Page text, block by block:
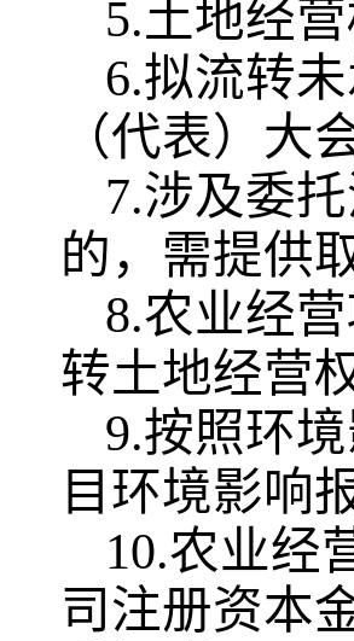
5.土地经
6.拟流转
（代表）大
7.涉及委
的，需提供
8.农业经
转土地经营
9.按照环
目环境影响
10.农业经
司注册资本